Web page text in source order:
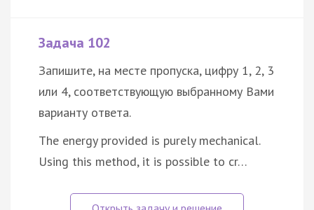
Задача 102
Запишите, на месте пропуска, цифру 1, 2, 3
или 4, соответствующую выбранному Вами
варианту ответа.
The energy provided is purely mechanical.
Using this method, it is possible to cr…